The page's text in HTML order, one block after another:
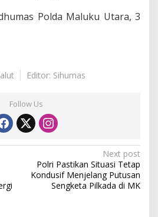
Polda Maluku Utara, 3
Editor: Sihumas
Follow Us
Next post
Polri Pastikan Situasi Tetap
Kondusif Menjelang Putusan
Sengketa Pilkada di MK